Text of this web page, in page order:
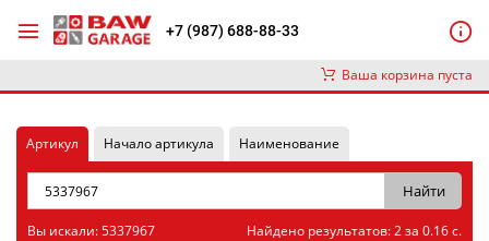
+7 (987) 688-88-33
Ваша корзина пуста
Артикул Начало артикула Наименование
Вы искали: 5337967 Найдено результатов: 2 за 0.16 с.